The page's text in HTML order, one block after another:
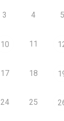
3 4 5
10 11
17 18
24 25